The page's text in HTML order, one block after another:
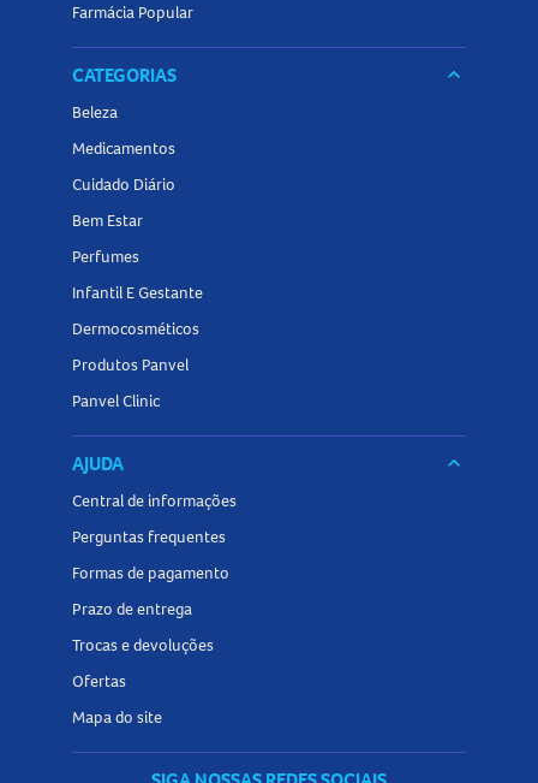
Farmácia Popular
CATEGORIAS keyboard_arrow_down
Beleza
Medicamentos
Cuidado Diário
Bem Estar
Perfumes
Infantil E Gestante
Dermocosméticos
Produtos Panvel
Panvel Clinic
AJUDA keyboard_arrow_down
Central de informações
Perguntas frequentes
Formas de pagamento
Prazo de entrega
Trocas e devoluções
Ofertas
Mapa do site